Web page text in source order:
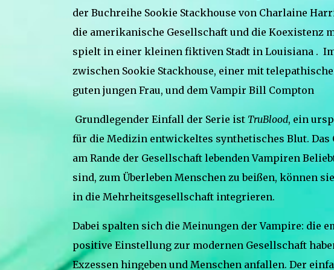
der Buchreihe Sookie Stackhouse von Charlaine
die amerikanische Gesellschaft und die Koexistenz
spielt in einer kleinen fiktiven Stadt in Louisiana .
zwischen Sookie Stackhouse, einer mit
guten jungen Frau, und dem Vampir Bill Compton
Grundlegender Einfall der Serie ist TruBlood, ein
für die Medizin entwickeltes synthetisches Blut.
am Rande der Gesellschaft lebenden Vampiren
sind, zum Überleben Menschen zu beißen, können
in die Mehrheitsgesellschaft integrieren.
Dabei spalten sich die Meinungen der Vampire: die
positive Einstellung zur modernen Gesellschaft
Exzessen hingeben und Menschen anfallen. Der